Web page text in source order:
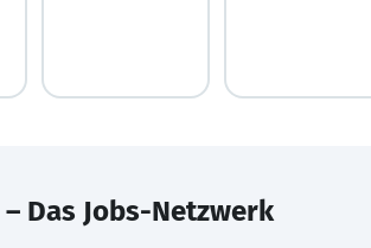
– Das Jobs-Netzwerk